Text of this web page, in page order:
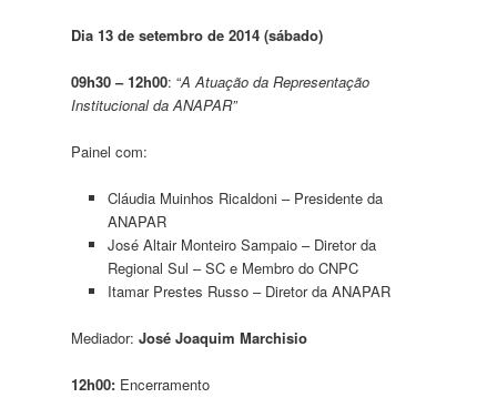
Dia 13 de setembro de 2014 (sábado)
09h30 – 12h00: “A Atuação da Representação
Institucional da ANAPAR”
Painel com:
Cláudia Muinhos Ricaldoni – Presidente da
ANAPAR
José Altair Monteiro Sampaio – Diretor da
Regional Sul – SC e Membro do CNPC
Itamar Prestes Russo – Diretor da ANAPAR
Mediador:José Joaquim Marchisio
12h00: Encerramento